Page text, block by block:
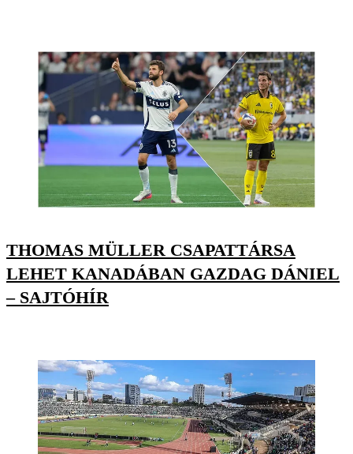
THOMAS MÜLLER CSAPATTÁRSA
LEHET KANADÁBAN GAZDAG DÁNIEL
– SAJTÓHÍR